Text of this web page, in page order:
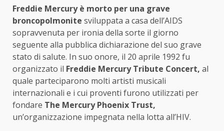
Freddie Mercury è morto per una grave
broncopolmonite sviluppata a casa dell’AIDS
sopravvenuta per ironia della sorte il giorno
seguente alla pubblica dichiarazione del suo grave
stato di salute. In suo onore, il 20 aprile 1992 fu
organizzato il Freddie Mercury Tribute Concert, al
quale parteciparono molti artisti musicali
internazionali e i cui proventi furono utilizzati per
fondare The Mercury Phoenix Trust,
un’organizzazione impegnata nella lotta all’HIV.